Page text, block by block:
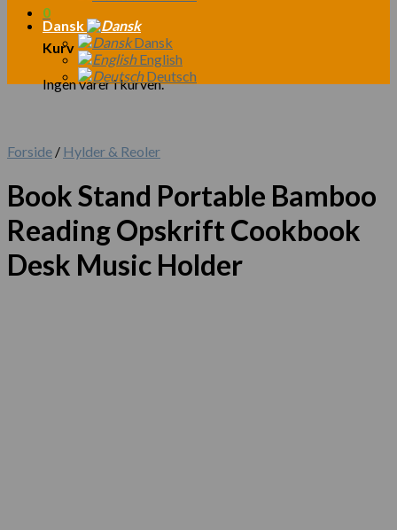
0
Kurv
Ingen varer i kurven.
Dansk
Dansk
English
Deutsch
Forside / Hylder & Reoler
Book Stand Portable Bamboo
Reading Opskrift Cookbook
Desk Music Holder